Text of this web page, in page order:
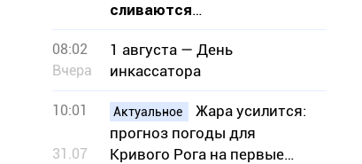
сливаются
канализационные стоки
08:02
Вчера
1 августа — День
инкассатора
10:01
31.07
Актуальное
Жара усилится:
прогноз погоды для
Кривого Рога на первые